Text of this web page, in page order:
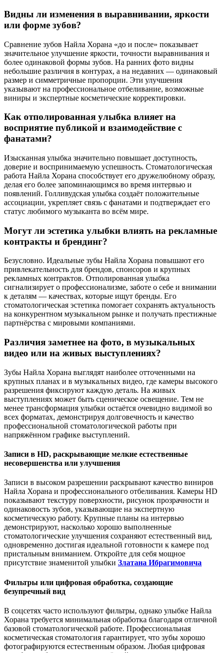
Видны ли изменения в выравнивании, яркости
или форме зубов?
Сравнение зубов Найла Хорана «до и после» показывает
значительное улучшение яркости, точности выравнивания и
более одинаковой формы зубов. На ранних фото видны
небольшие различия в контурах, а на недавних — одинаковый
размер и симметричные пропорции. Эти улучшения
указывают на профессиональное отбеливание, возможные
виниры и экспертные косметические корректировки.
Как отполированная улыбка влияет на
восприятие публикой и взаимодействие с
фанатами?
Изысканная улыбка значительно повышает доступность,
доверие и воспринимаемую успешность. Стоматологическая
работа Найла Хорана способствует его дружелюбному образу,
делая его более запоминающимся во время интервью и
появлений. Голливудская улыбка создаёт положительные
ассоциации, укрепляет связь с фанатами и подтверждает его
статус любимого музыканта во всём мире.
Могут ли эстетика улыбки влиять на рекламные
контракты и брендинг?
Безусловно. Идеальные зубы Найла Хорана повышают его
привлекательность для брендов, спонсоров и крупных
рекламных контрактов. Отполированная улыбка
сигнализирует о профессионализме, заботе о себе и внимании
к деталям — качествах, которые ищут бренды. Его
стоматологическая эстетика помогает сохранять актуальность
на конкурентном музыкальном рынке и получать престижные
партнёрства с мировыми компаниями.
Различия заметнее на фото, в музыкальных
видео или на живых выступлениях?
Зубы Найла Хорана выглядят наиболее отточенными на
крупных планах и в музыкальных видео, где камеры высокого
разрешения фиксируют каждую деталь. На живых
выступлениях может быть сценическое освещение. Тем не
менее трансформация улыбки остаётся очевидно видимой во
всех форматах, демонстрируя долговечность и качество
профессиональной стоматологической работы при
напряжённом графике выступлений.
Записи в HD, раскрывающие мелкие естественные
несовершенства или улучшения
Записи в высоком разрешении раскрывают качество виниров
Найла Хорана и профессионального отбеливания. Камеры HD
показывают текстуру поверхности, рисунок прозрачности и
одинаковость зубов, указывающие на экспертную
косметическую работу. Крупные планы на интервью
демонстрируют, насколько хорошо выполненные
стоматологические улучшения сохраняют естественный вид,
одновременно достигая идеальной готовности к камере под
пристальным вниманием. Откройте для себя мощное
присутствие знаменитой улыбки Златана Ибрагимовича
Фильтры или цифровая обработка, создающие
безупречный вид
В соцсетях часто используют фильтры, однако улыбке Найла
Хорана требуется минимальная обработка благодаря отличной
базовой стоматологической работе. Профессиональная
косметическая стоматология гарантирует, что зубы хорошо
фотографируются естественным образом. Любая цифровая